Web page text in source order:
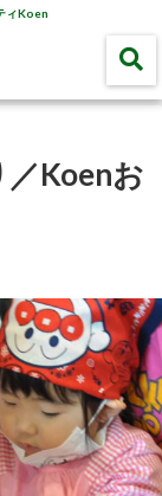
ィKoen
Koenお